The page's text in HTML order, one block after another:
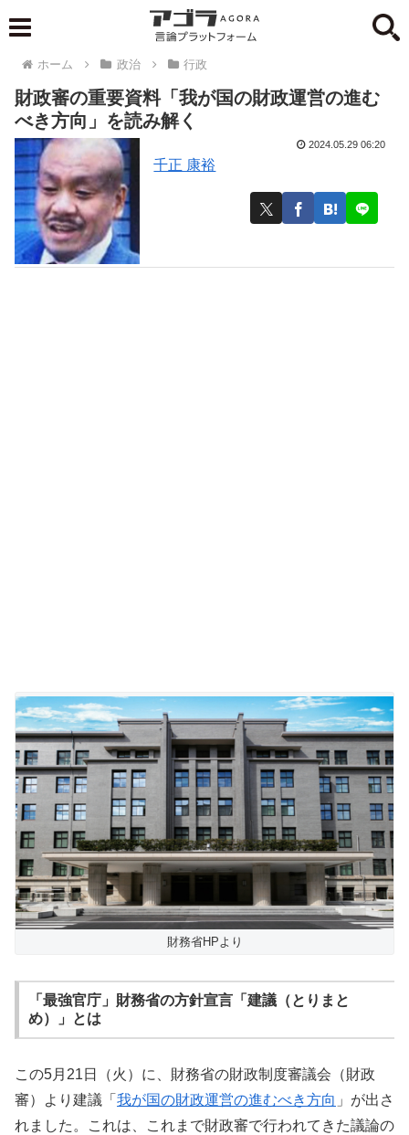
ホーム 政治 行政
財政審の重要資料「我が国の財政運営の進む
べき方向」を読み解く
千正 康裕
2024.05.29 06:20
財務省HPより
「最強官庁」財務省の方針宣言「建議（とりまと
め）」とは
この5月21日（火）に、財務省の財政制度審議会（財政
審）より建議「 我が国の財政運営の進むべき方向 」が出さ
れました。これは、これまで財政審で行われてきた議論の